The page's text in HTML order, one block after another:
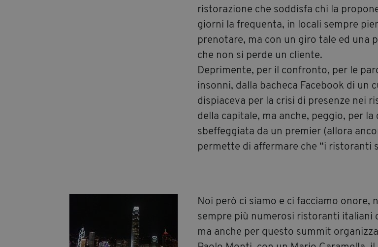
ristorazione che soddisfa chi la
giorni la frequenta, in locali sempre
prenotare, ma con un giro tale ed una
che non si perde un cliente.
Deprimente, per il confronto, per le
insonni, dalla bacheca Facebook di un
dispiaceva per la crisi di presenze nei
della capitale, ma anche, peggio, per
sbeffeggiata da un premier (allora
permette di affermare che “i ristoranti
Noi però ci siamo e ci facciamo onore,
sempre più numerosi ristoranti italiani
ma anche per questo summit